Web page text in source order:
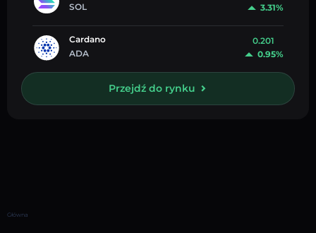
SOL
3.31%
Cardano
ADA
0.201
0.95%
Przejdź do rynku
Główna